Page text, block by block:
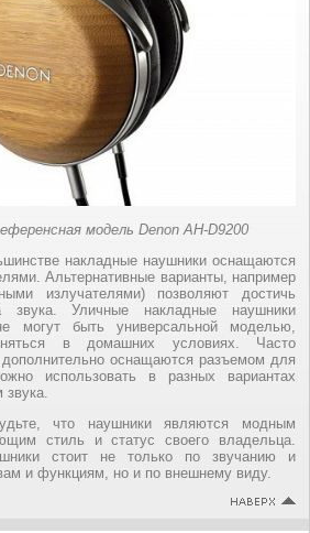
модель Denon AH-D9200
накладные наушники оснащаются
Альтернативные варианты, например
излучателями) позволяют достичь
звука. Уличные накладные наушники
могут быть универсальной моделью,
в домашних условиях. Часто
оснащаются разъемом для
использовать в разных вариантах
звука.
что наушники являются модным
стиль и статус своего владельца.
стоит не только по звучанию и
и функциям, но и по внешнему виду.